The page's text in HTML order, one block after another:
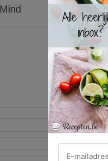
Name *
Email *